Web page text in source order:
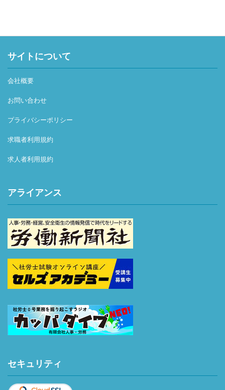
サイトについて
会社概要
お問い合わせ
プライバシーポリシー
求職者利用規約
求人者利用規約
アライアンス
セキュリティ